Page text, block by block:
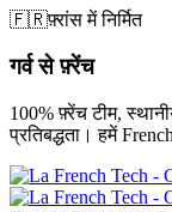
🇫🇷फ़्रांस में निर्मित
गर्व से फ़्रेंच
100% फ़्रेंच टीम,
प्रतिबद्धता। हमें